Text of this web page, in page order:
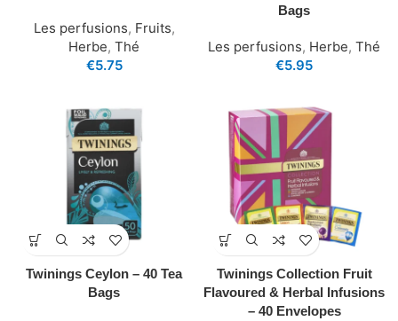
Les perfusions, Fruits,
Herbe, Thé
€5.75
Bags
Les perfusions, Herbe, Thé
€5.95
Twinings Ceylon – 40 Tea
Bags
Twinings Collection Fruit
Flavoured & Herbal Infusions
– 40 Envelopes